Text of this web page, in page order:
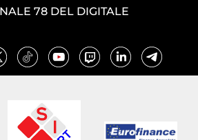
78 DEL DIGITALE